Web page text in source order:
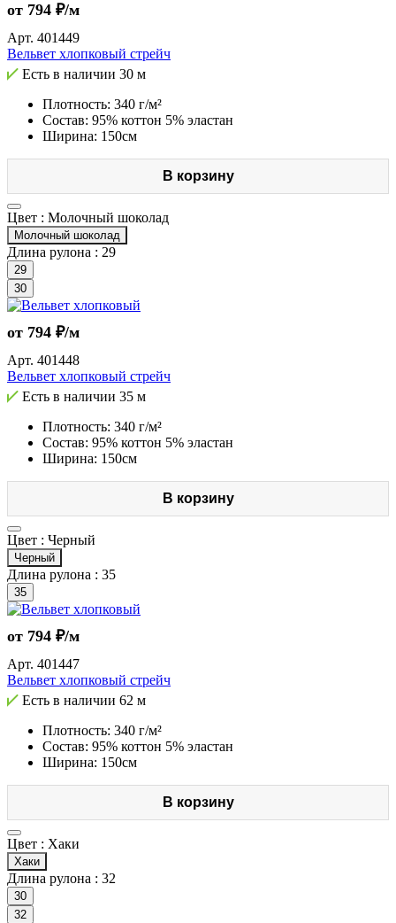
от 794 ₽/м
Арт. 401449
Вельвет хлопковый стрейч
Есть в наличии 30 м
Плотность: 340 г/м²
Состав: 95% коттон 5% эластан
Ширина: 150см
В корзину
Цвет : Молочный шоколад
Молочный шоколад
Длина рулона : 29
29
30
от 794 ₽/м
Арт. 401448
Вельвет хлопковый стрейч
Есть в наличии 35 м
Плотность: 340 г/м²
Состав: 95% коттон 5% эластан
Ширина: 150см
В корзину
Цвет : Черный
Черный
Длина рулона : 35
35
от 794 ₽/м
Арт. 401447
Вельвет хлопковый стрейч
Есть в наличии 62 м
Плотность: 340 г/м²
Состав: 95% коттон 5% эластан
Ширина: 150см
В корзину
Цвет : Хаки
Хаки
Длина рулона : 32
30
32